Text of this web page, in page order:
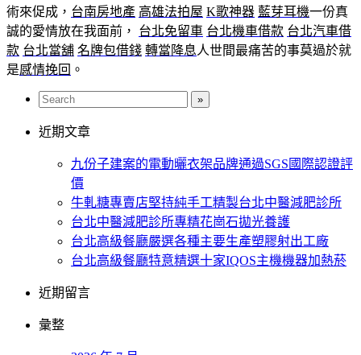
術來促成， 台南房地產 高雄法拍屋 K歌神器 藍芽耳機一份真
誠的愛情放在我面前， 台北免留車 台北機車借款 台北汽車借
款 台北當舖 名牌包借錢 轉當降息人世間最痛苦的事莫過於就
是感情挽回 。
近期文章
九份子建案的電動曬衣架品牌通過SGS國際認證評
價
牛軋糖專賣店堅持純手工精製台北中醫減肥診所
台北中醫減肥診所專精花崗石拋光養護
台北高級餐廳嚴選各種主要生產塑膠射出工廠
台北高級餐廳特意精選十家IQOS主機機器加熱菸
近期留言
彙整